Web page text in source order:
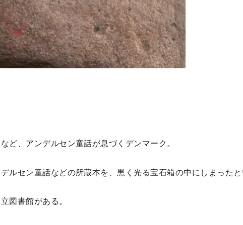
ど、アンデルセン童話が息づくデンマーク。
ルセン童話などの所蔵本を、黒く光る宝石箱の中にしまった
図書館がある。